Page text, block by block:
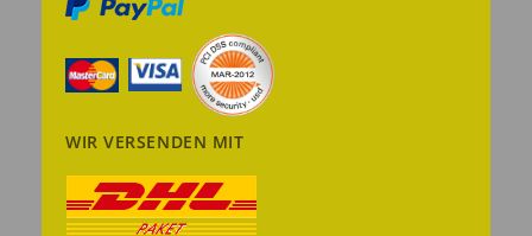
WIR VERSENDEN MIT